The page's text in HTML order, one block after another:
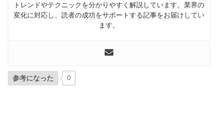
トレンドやテクニックを分かりやすく解説しています。業界の
変化に対応し、読者の成功をサポートする記事をお届けしてい
ます。
参考になった 0